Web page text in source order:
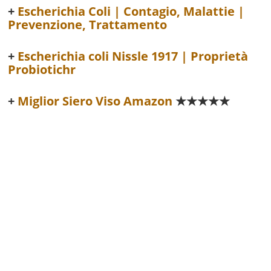
Escherichia Coli | Contagio, Malattie |
Prevenzione, Trattamento
Escherichia coli Nissle 1917 | Proprietà
Probiotichr
Miglior Siero Viso Amazon ★★★★★